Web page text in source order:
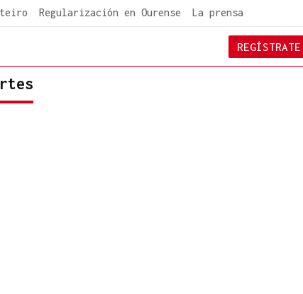
Regularización en Ourense La prensa
REGÍSTRATE